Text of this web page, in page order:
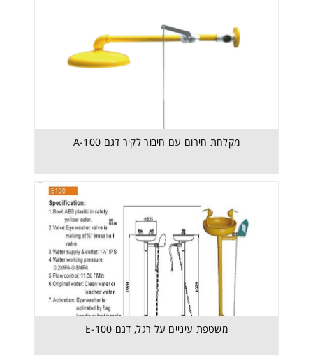
מקלחת חירום עם חיבור לקיר דגם A-100
משטפת עיניים על רגל, דגם E-100